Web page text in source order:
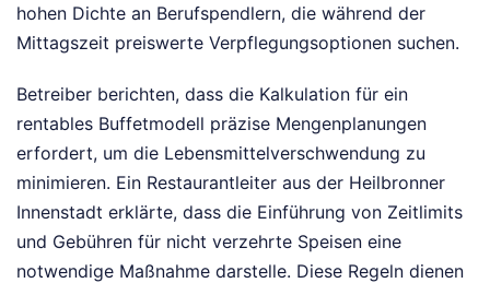
hohen Dichte an Berufspendlern, die während der
Mittagszeit preiswerte Verpflegungsoptionen suchen.
Betreiber berichten, dass die Kalkulation für ein
rentables Buffetmodell präzise Mengenplanungen
erfordert, um die Lebensmittelverschwendung zu
minimieren. Ein Restaurantleiter aus der Heilbronner
Innenstadt erklärte, dass die Einführung von Zeitlimits
und Gebühren für nicht verzehrte Speisen eine
notwendige Maßnahme darstelle. Diese Regeln dienen